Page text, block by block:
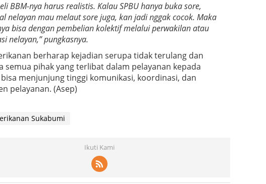
BBM-nya harus realistis. Kalau SPBU hanya buka sore,
nelayan mau melaut sore juga, kan jadi nggak cocok. Maka
bisa dengan pembelian kolektif melalui perwakilan atau
nelayan,” pungkasnya.
berharap kejadian serupa tidak terulang dan
semua pihak yang terlibat dalam pelayanan kepada
menjunjung tinggi komunikasi, koordinasi, dan
pelayanan. (Asep)
Sukabumi
Ikuti Kami